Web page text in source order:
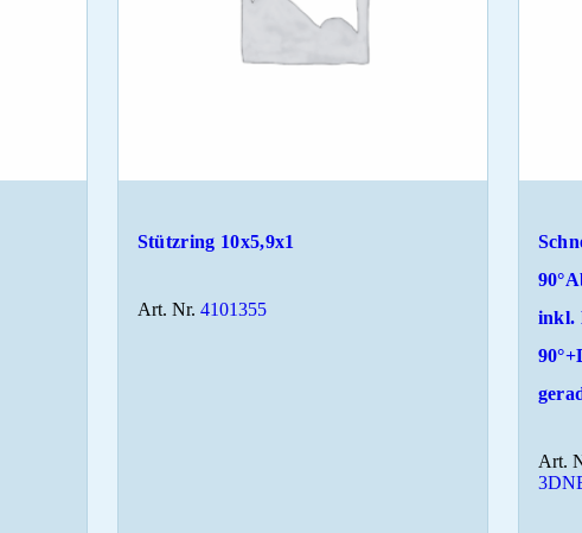
Stützring 10x5,9x1
Art. Nr. 4101355
inkl.
Art.